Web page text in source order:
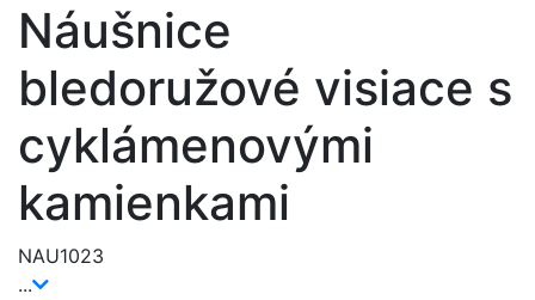
Náušnice
bledoružové visiace s
cyklámenovými
kamienkami
NAU1023
...